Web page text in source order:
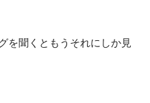
を聞くともうそれにしか見